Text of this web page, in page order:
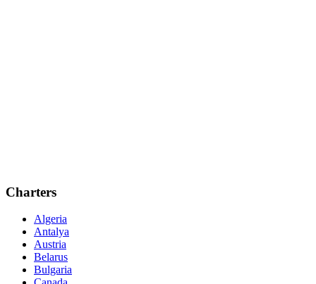
Charters
Algeria
Antalya
Austria
Belarus
Bulgaria